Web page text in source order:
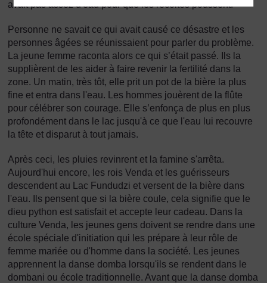
avait pas assez d'eau pour que les récoltes poussent.
Personne ne savait ce qui avait causé ce désastre et les
personnes âgées se réunissaient pour parler du problème.
La jeune femme raconta alors ce qui s’était passé. Ils la
supplièrent de les aider à faire revenir la fertilité dans la
zone. Un matin, très tôt, elle prit un pot de la bière la plus
fine et entra dans l'eau. Les hommes jouèrent de la flûte
pour célébrer son courage. Elle s’enfonça de plus en plus
profondément dans le lac jusqu'à ce que l'eau lui recouvre
la tête et disparut à tout jamais.
Après ceci, les pluies revinrent et la famine s'arrêta.
Aujourd'hui encore, les rois Venda et les guérisseurs
descendent au Lac Fundudzi et versent de la bière dans
l'eau. Ils pensent que si la bière coule, cela signifie que le
dieu python est satisfait et accepte leur cadeau. Dans la
culture Venda, les jeunes gens doivent se rendre dans une
école spéciale d'initiation qui les prépare à leur rôle de
femme mariée ou d'homme dans la société. Les jeunes
apprennent la danse domba lorsqu'ils se rendent dans le
dombani ou école traditionnelle. Avant que la danse domba